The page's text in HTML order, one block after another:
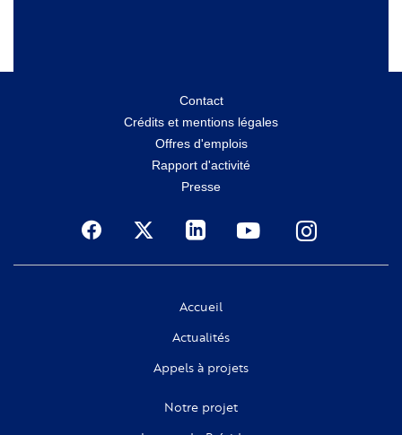
Contact
Crédits et mentions légales
Offres d'emplois
Rapport d'activité
Presse
Social
Accueil
Actualités
Appels à projets
Notre projet